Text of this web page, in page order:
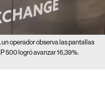
un operador observa las pantallas
500 logró avanzar 16,39%.